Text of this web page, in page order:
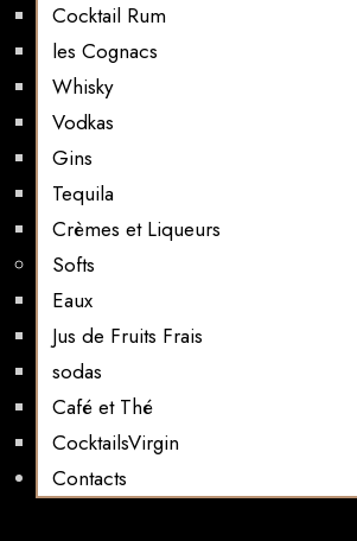
Cocktail Rum
les Cognacs
Whisky
Vodkas
Gins
Tequila
Crèmes et Liqueurs
Softs
Eaux
Jus de Fruits Frais
sodas
Café et Thé
CocktailsVirgin​
Contacts